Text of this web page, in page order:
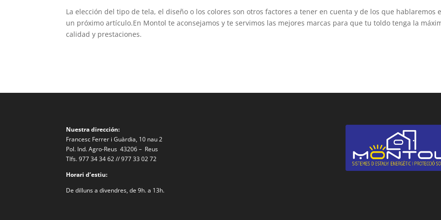
La elección del tipo de tela, el diseño o los colores son otros factores a tener en cuenta y de los que hablaremos
un próximo artículo.En Montol te aconsejamos y te servimos las mejores marcas para que tu toldo tenga la
calidad y prestaciones.
Nuestra dirección:
Francesc Ferrer i Guàrdia, 10 nau 2
Pol. Ind. Agro-Reus 43206 – Reus
Tlfs. 977 34 34 62 // 977 33 02 72
Horari d’estiu:
De dilluns a divendres, de 9h. a 13h.